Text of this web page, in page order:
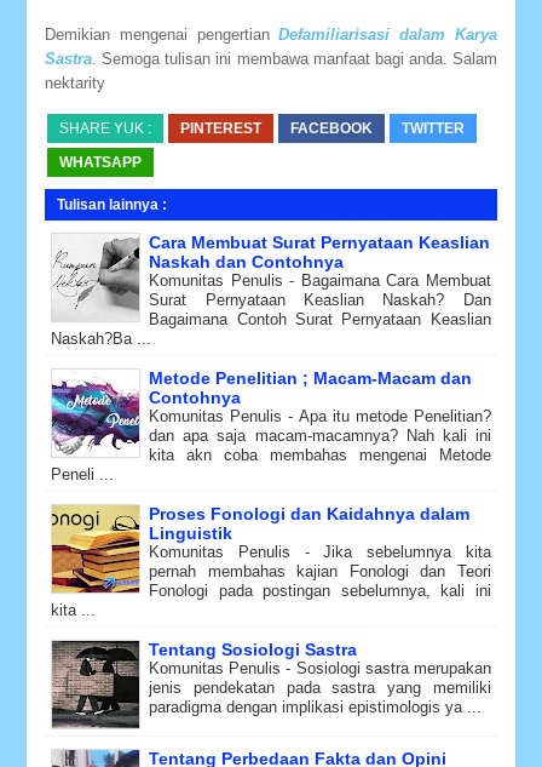
Demikian mengenai pengertianDefamiliarisasi dalam Karya
Sastra . Semoga tulisan ini membawa manfaat bagi anda. Salam
nektarity
SHARE YUK : PINTEREST FACEBOOK
TWITTER
WHATSAPP
Tulisan lainnya :
Cara Membuat Surat Pernyataan Keaslian
Naskah dan Contohnya
Komunitas Penulis - Bagaimana Cara Membuat
Surat Pernyataan Keaslian Naskah? Dan
Bagaimana Contoh Surat Pernyataan Keaslian
Naskah?Ba ...
Metode Penelitian ; Macam-Macam dan
Contohnya
Komunitas Penulis - Apa itu metode Penelitian?
dan apa saja macam-macamnya? Nah kali ini
kita akn coba membahas mengenai Metode
Peneli ...
Proses Fonologi dan Kaidahnya dalam
Linguistik
Komunitas Penulis - Jika sebelumnya kita
pernah membahas kajian Fonologi dan Teori
Fonologi pada postingan sebelumnya, kali ini
kita ...
Tentang Sosiologi Sastra
Komunitas Penulis - Sosiologi sastra merupakan
jenis pendekatan pada sastra yang memiliki
paradigma dengan implikasi epistimologis ya ...
Tentang Perbedaan Fakta dan Opini